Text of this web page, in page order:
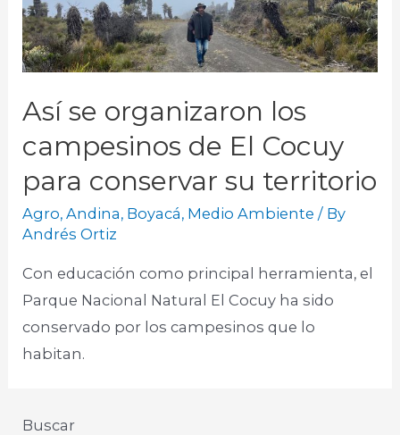
Así se organizaron los
campesinos de El Cocuy
para conservar su territorio
Agro,Andina, Boyacá, Medio Ambiente / By
Andrés Ortiz
Con educación como principal herramienta, el
Parque Nacional Natural El Cocuy ha sido
conservado por los campesinos que lo
habitan.
Buscar